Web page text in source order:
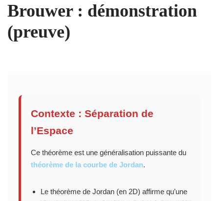
Brouwer : démonstration
(preuve)
Contexte : Séparation de
l’Espace
Ce théorème est une généralisation puissante du
théorème de la courbe de Jordan.
Le théorème de Jordan (en 2D) affirme qu’une